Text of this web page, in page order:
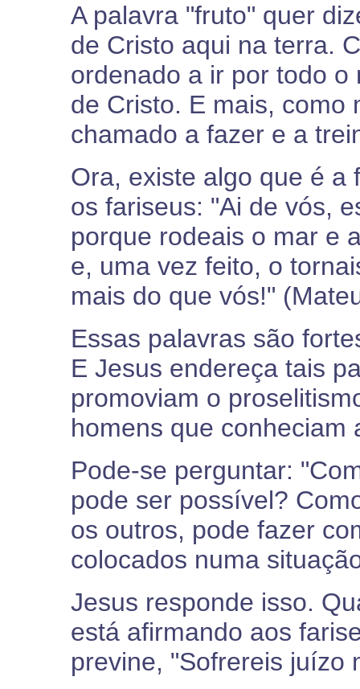
A palavra "fruto" quer
de Cristo aqui na terra.
ordenado a ir por todo
de Cristo. E mais, como
chamado a fazer e a
Ora, existe algo que é a
os fariseus: "Ai de vós,
porque rodeais o mar e
e, uma vez feito, o
mais do que vós!"
Essas palavras são
E Jesus endereça tais
promoviam o
homens que conheciam
Pode-se perguntar:
pode ser possível?
os outros, pode fazer
colocados numa
Jesus responde isso.
está afirmando aos
previne, "Sofrereis juízo